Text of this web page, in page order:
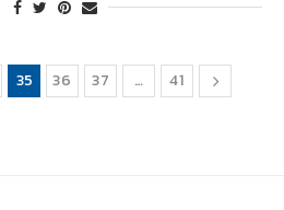
35 36 37 … 41